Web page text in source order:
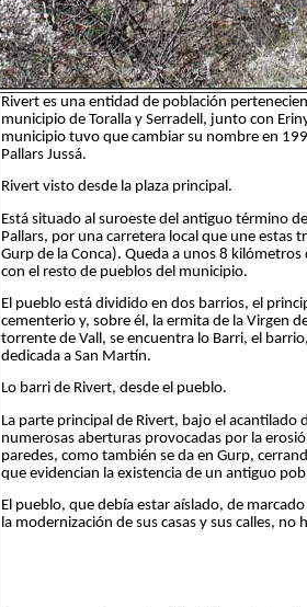
Rivert es una entidad de población
municipio de Toralla y Serradell, junto con
municipio tuvo que cambiar su nombre en
Pallars Jussá.
Rivert visto desde la plaza principal.
Está situado al suroeste del antiguo término
Pallars, por una carretera local que une estas
Gurp de la Conca). Queda a unos 8
con el resto de pueblos del municipio.
El pueblo está dividido en dos barrios, el
cementerio y, sobre él, la ermita de la Virgen
torrente de Vall, se encuentra lo Barri, el
dedicada a San Martín.
Lo barri de Rivert, desde el pueblo.
La parte principal de Rivert, bajo el
numerosas aberturas provocadas por la
paredes, como también se da en Gurp,
que evidencian la existencia de un antiguo
El pueblo, que debía estar aíslado, de
la modernización de sus casas y sus calles,